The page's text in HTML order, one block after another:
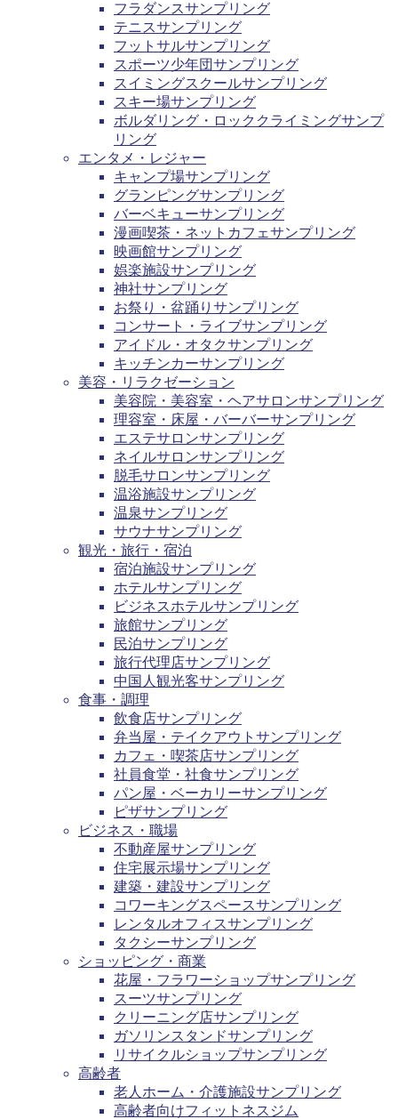
フラダンスサンプリング
テニスサンプリング
フットサルサンプリング
スポーツ少年団サンプリング
スイミングスクールサンプリング
スキー場サンプリング
ボルダリング・ロッククライミングサンプ
リング
エンタメ・レジャー
キャンプ場サンプリング
グランピングサンプリング
バーベキューサンプリング
漫画喫茶・ネットカフェサンプリング
映画館サンプリング
娯楽施設サンプリング
神社サンプリング
お祭り・盆踊りサンプリング
コンサート・ライブサンプリング
アイドル・オタクサンプリング
キッチンカーサンプリング
美容・リラクゼーション
美容院・美容室・ヘアサロンサンプリング
理容室・床屋・バーバーサンプリング
エステサロンサンプリング
ネイルサロンサンプリング
脱毛サロンサンプリング
温浴施設サンプリング
温泉サンプリング
サウナサンプリング
観光・旅行・宿泊
宿泊施設サンプリング
ホテルサンプリング
ビジネスホテルサンプリング
旅館サンプリング
民泊サンプリング
旅行代理店サンプリング
中国人観光客サンプリング
食事・調理
飲食店サンプリング
弁当屋・テイクアウトサンプリング
カフェ・喫茶店サンプリング
社員食堂・社食サンプリング
パン屋・ベーカリーサンプリング
ピザサンプリング
ビジネス・職場
不動産屋サンプリング
住宅展示場サンプリング
建築・建設サンプリング
コワーキングスペースサンプリング
レンタルオフィスサンプリング
タクシーサンプリング
ショッピング・商業
花屋・フラワーショップサンプリング
スーツサンプリング
クリーニング店サンプリング
ガソリンスタンドサンプリング
リサイクルショップサンプリング
高齢者
老人ホーム・介護施設サンプリング
高齢者向けフィットネスジム